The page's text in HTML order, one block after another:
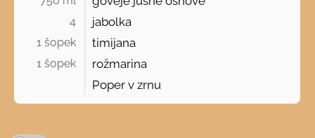
4 jabolka
1 šopek timijana
1 šopek
rožmarina
Poper v zrnu